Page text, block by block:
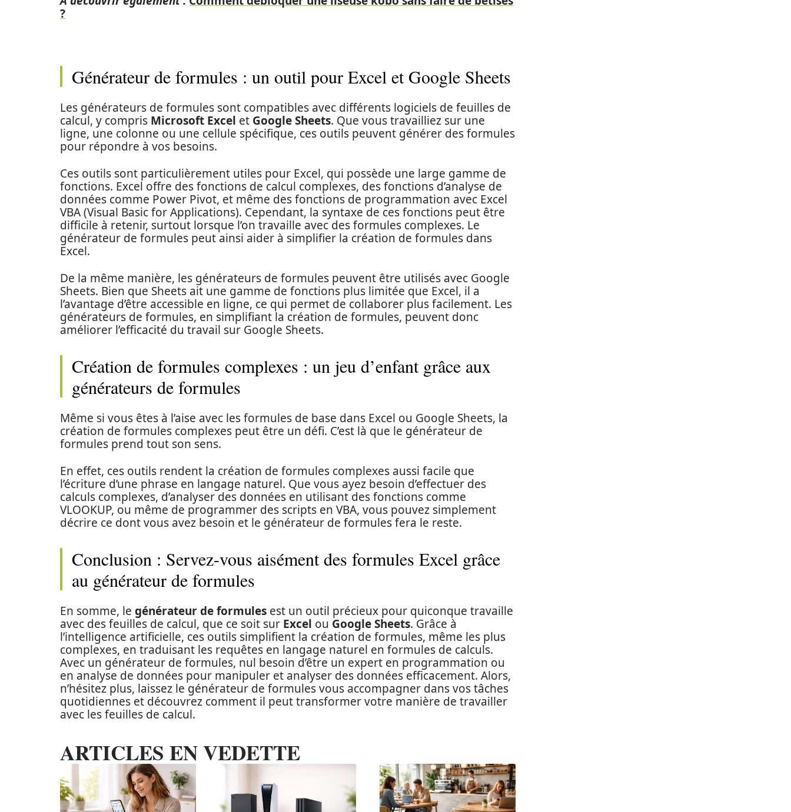
?
Générateur de formules : un outil pour Excel et Google Sheets
Les générateurs de formules sont compatibles avec différents logiciels de feuilles de
calcul, y compris Microsoft Excel et Google Sheets. Que vous travailliez sur une
ligne, une colonne ou une cellule spécifique, ces outils peuvent générer des formules
pour répondre à vos besoins.
Ces outils sont particulièrement utiles pour Excel, qui possède une large gamme de
fonctions. Excel offre des fonctions de calcul complexes, des fonctions d’analyse de
données comme Power Pivot, et même des fonctions de programmation avec Excel
VBA (Visual Basic for Applications). Cependant, la syntaxe de ces fonctions peut être
difficile à retenir, surtout lorsque l’on travaille avec des formules complexes. Le
générateur de formules peut ainsi aider à simplifier la création de formules dans
Excel.
De la même manière, les générateurs de formules peuvent être utilisés avec Google
Sheets. Bien que Sheets ait une gamme de fonctions plus limitée que Excel, il a
l’avantage d’être accessible en ligne, ce qui permet de collaborer plus facilement. Les
générateurs de formules, en simplifiant la création de formules, peuvent donc
améliorer l’efficacité du travail sur Google Sheets.
Création de formules complexes : un jeu d’enfant grâce aux
générateurs de formules
Même si vous êtes à l’aise avec les formules de base dans Excel ou Google Sheets, la
création de formules complexes peut être un défi. C’est là que le générateur de
formules prend tout son sens.
En effet, ces outils rendent la création de formules complexes aussi facile que
l’écriture d’une phrase en langage naturel. Que vous ayez besoin d’effectuer des
calculs complexes, d’analyser des données en utilisant des fonctions comme
VLOOKUP, ou même de programmer des scripts en VBA, vous pouvez simplement
décrire ce dont vous avez besoin et le générateur de formules fera le reste.
Conclusion : Servez-vous aisément des formules Excel grâce
au générateur de formules
En somme, le générateur de formules est un outil précieux pour quiconque travaille
avec des feuilles de calcul, que ce soit sur Excel ou Google Sheets. Grâce à
l’intelligence artificielle, ces outils simplifient la création de formules, même les plus
complexes, en traduisant les requêtes en langage naturel en formules de calculs.
Avec un générateur de formules, nul besoin d’être un expert en programmation ou
en analyse de données pour manipuler et analyser des données efficacement. Alors,
n’hésitez plus, laissez le générateur de formules vous accompagner dans vos tâches
quotidiennes et découvrez comment il peut transformer votre manière de travailler
avec les feuilles de calcul.
ARTICLES EN VEDETTE